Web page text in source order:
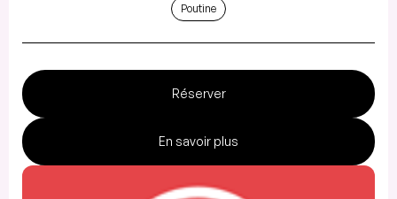
Poutine
Réserver
En savoir plus